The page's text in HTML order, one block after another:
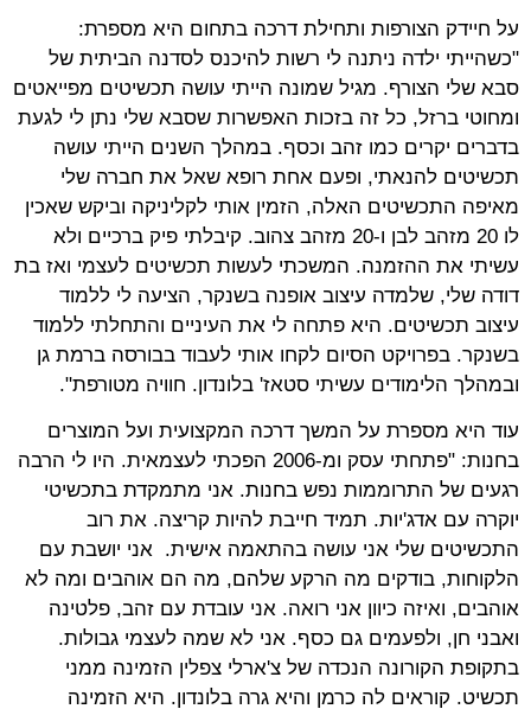
על חיידק הצורפות ותחילת דרכה בתחום היא מספרת:
"כשהייתי ילדה ניתנה לי רשות להיכנס לסדנה הביתית של
סבא שלי הצורף. מגיל שמונה הייתי עושה תכשיטים מפייאטים
ומחוטי ברזל, כל זה בזכות האפשרות שסבא שלי נתן לי לגעת
בדברים יקרים כמו זהב וכסף. במהלך השנים הייתי עושה
תכשיטים להנאתי, ופעם אחת רופא שאל את חברה שלי
מאיפה התכשיטים האלה, הזמין אותי לקליניקה וביקש שאכין
לו 20 מזהב לבן ו-20 מזהב צהוב. קיבלתי פיק ברכיים ולא
עשיתי את ההזמנה. המשכתי לעשות תכשיטים לעצמי ואז בת
דודה שלי, שלמדה עיצוב אופנה בשנקר, הציעה לי ללמוד
עיצוב תכשיטים. היא פתחה לי את העיניים והתחלתי ללמוד
בשנקר. בפרויקט הסיום לקחו אותי לעבוד בבורסה ברמת גן
ובמהלך הלימודים עשיתי סטאז' בלונדון. חוויה מטורפת".
עוד היא מספרת על המשך דרכה המקצועית ועל המוצרים
בחנות: "פתחתי עסק ומ-2006 הפכתי לעצמאית. היו לי הרבה
רגעים של התרוממות נפש בחנות. אני מתמקדת בתכשיטי
יוקרה עם אדג'יות. תמיד חייבת להיות קריצה. את רוב
התכשיטים שלי אני עושה בהתאמה אישית. אני יושבת עם
הלקוחות, בודקים מה הרקע שלהם, מה הם אוהבים ומה לא
אוהבים, ואיזה כיוון אני רואה. אני עובדת עם זהב, פלטינה
ואבני חן, ולפעמים גם כסף. אני לא שמה לעצמי גבולות.
בתקופת הקורונה הנכדה של צ'ארלי צפלין הזמינה ממני
תכשיט. קוראים לה כרמן והיא גרה בלונדון. היא הזמינה